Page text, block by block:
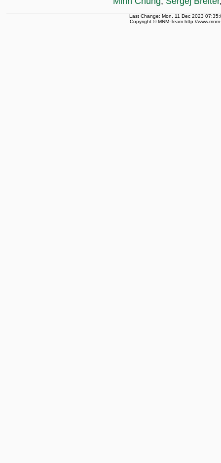
Last Change: Mon, 11 Dec 2023
Copyright © MNM-Team http://